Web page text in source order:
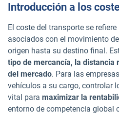
Introducción a los
El coste del transporte se
asociados con el movimiento
origen hasta su destino final.
tipo de mercancía, la distancia
del mercado. Para las
vehículos a su cargo, controlar
vital para maximizar la
entorno de competencia global